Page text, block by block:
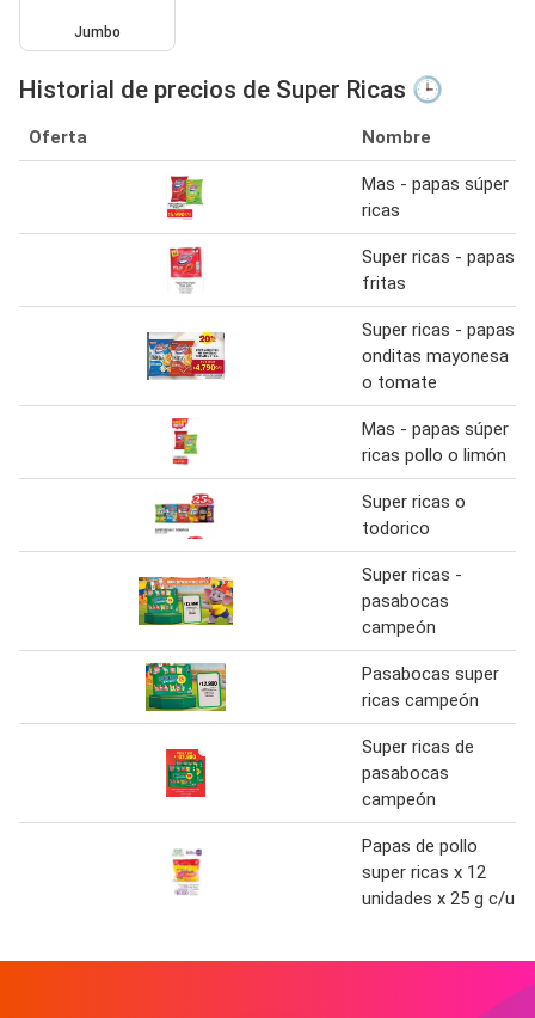
Jumbo
Historial de precios de Super Ricas 🕒
Oferta Nombre
Mas - papas súper
ricas
Super ricas - papas
fritas
Super ricas - papas
onditas mayonesa
o tomate
Mas - papas súper
ricas pollo o limón
Super ricas o
todorico
Super ricas -
pasabocas
campeón
Pasabocas super
ricas campeón
Super ricas de
pasabocas
campeón
Papas de pollo
super ricas x 12
unidades x 25 g c/u